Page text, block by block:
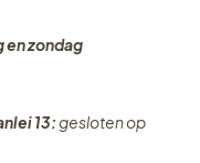
en zondag
13:gesloten op